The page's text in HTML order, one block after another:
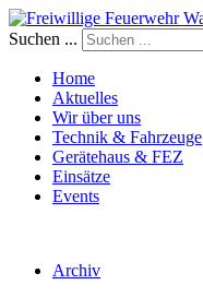
Suchen ...
Home
Aktuelles
Wir über uns
Technik & Fahrzeuge
Gerätehaus & FEZ
Einsätze
Events
Archiv